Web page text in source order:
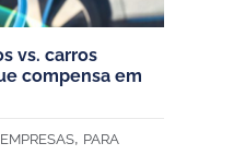
vs. carros
compensa em
, PARA